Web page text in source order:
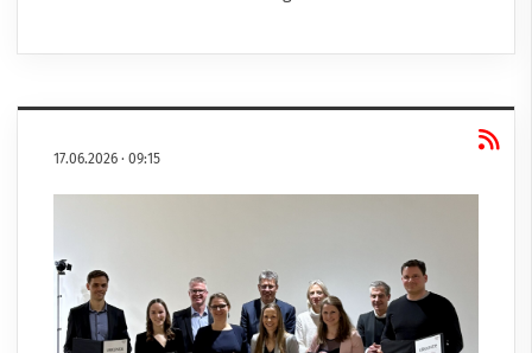
17.06.2026 · 09:15